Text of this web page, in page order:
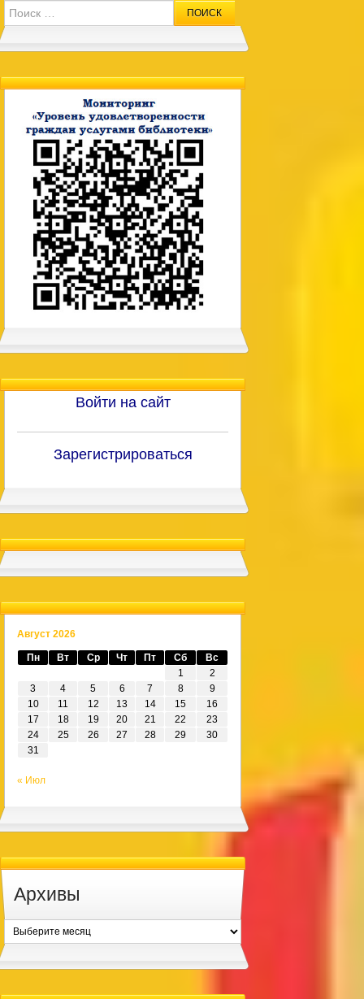
Search for:
Войти на сайт
Зарегистрироваться
Август 2026
Пн Вт Ср Чт Пт Сб
Вс
1
2
3
4 5 6 7 8
9
10
11 12 13 14 15
16
17
18 19 20 21 22
23
24
25 26 27 28 29
30
31
« Июл
Архивы
Архивы